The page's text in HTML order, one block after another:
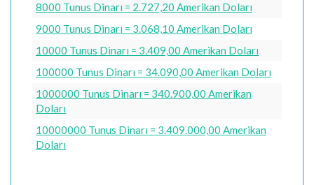
8000 Tunus Dinarı = 2.727,20 Amerikan Doları
9000 Tunus Dinarı = 3.068,10 Amerikan Doları
10000 Tunus Dinarı = 3.409,00 Amerikan Doları
100000 Tunus Dinarı = 34.090,00 Amerikan Doları
1000000 Tunus Dinarı = 340.900,00 Amerikan
Doları
10000000 Tunus Dinarı = 3.409.000,00 Amerikan
Doları